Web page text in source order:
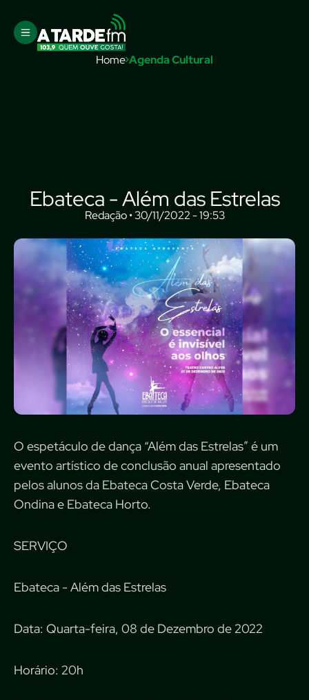
Home Agenda Cultural
Ebateca - Além das Estrelas
Redação • 30/11/2022 - 19:53
O espetáculo de dança “Além das Estrelas” é um
evento artístico de conclusão anual apresentado
pelos alunos da Ebateca Costa Verde, Ebateca
Ondina e Ebateca Horto.
SERVIÇO
Ebateca - Além das Estrelas
Data: Quarta-feira, 08 de Dezembro de 2022
Horário: 20h